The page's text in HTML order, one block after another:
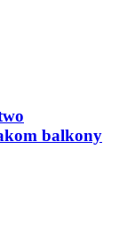
balkony